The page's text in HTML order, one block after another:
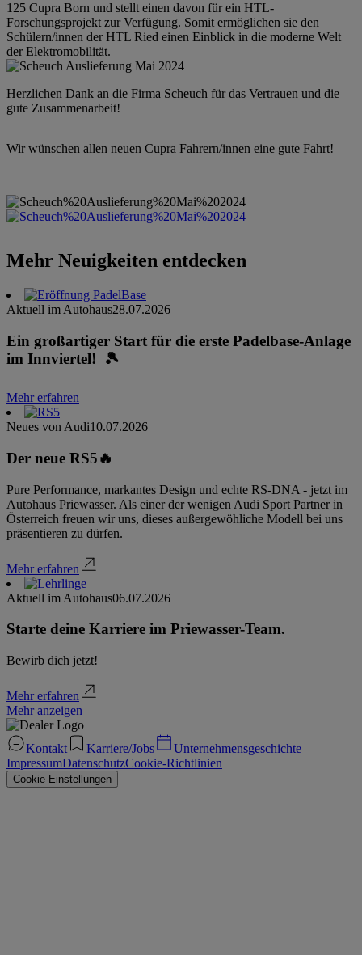
125 Cupra Born und stellt einen davon für ein HTL-
Forschungsprojekt zur Verfügung. Somit ermöglichen sie den
Schülern/innen der HTL Ried einen Einblick in die moderne Welt
der Elektromobilität.
Herzlichen Dank an die Firma Scheuch für das Vertrauen und die
gute Zusammenarbeit!
Wir wünschen allen neuen Cupra Fahrern/innen eine gute Fahrt!
Mehr Neuigkeiten entdecken
Aktuell im Autohaus28.07.2026
Ein großartiger Start für die erste Padelbase-Anlage
im Innviertel! 🎾
Mehr erfahren
Neues von Audi10.07.2026
Der neue RS5🔥
Pure Performance, markantes Design und echte RS-DNA - jetzt im
Autohaus Priewasser. Als einer der wenigen Audi Sport Partner in
Österreich freuen wir uns, dieses außergewöhliche Modell bei uns
präsentieren zu dürfen.
Mehr erfahren
Aktuell im Autohaus06.07.2026
Starte deine Karriere im Priewasser-Team.
Bewirb dich jetzt!
Mehr erfahren
Mehr anzeigen
Kontakt Karriere/Jobs
Unternehmensgeschichte
ImpressumDatenschutzCookie-Richtlinien
Cookie-Einstellungen